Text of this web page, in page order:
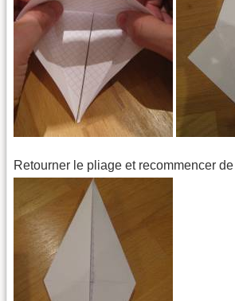
Retourner le pliage et recommencer